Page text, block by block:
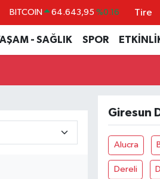
BITCOIN 64.643,95 %0.16
DOLAR 47,6704 %0
EURO 55,0406 %-0.08
BİST100 13.799
Tire
- SAĞLIK SPOR
Giresun
Alucra
Dereli